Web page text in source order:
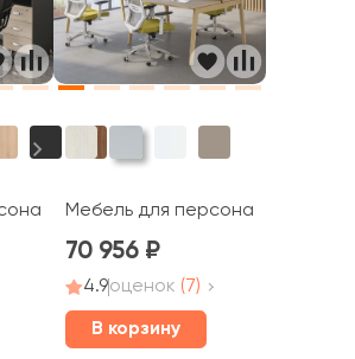
Berlin Metal
Мебель для персонала Albero
70 956
4.9оценок (7)
В корзину